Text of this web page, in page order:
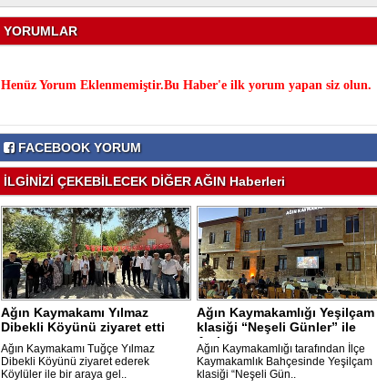
YORUMLAR
Henüz Yorum Eklenmemiştir.Bu Haber'e ilk yorum yapan siz olun.
FACEBOOK YORUM
İLGİNİZİ ÇEKEBİLECEK DİĞER AĞIN Haberleri
Ağın Kaymakamı Yılmaz
Dibekli Köyünü ziyaret etti
Ağın Kaymakamı Tuğçe Yılmaz
Dibekli Köyünü ziyaret ederek
Köylüler ile bir araya gel..
Ağın Kaymakamlığı Yeşilçam
klasiği “Neşeli Günler” ile
Açık ..
Ağın Kaymakamlığı tarafından İlçe
Kaymakamlık Bahçesinde Yeşilçam
klasiği “Neşeli Gün..